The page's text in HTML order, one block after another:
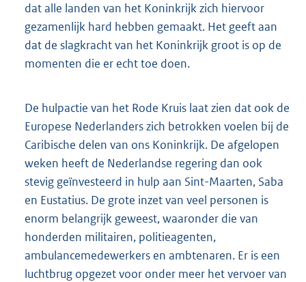
dat alle landen van het Koninkrijk zich hiervoor
gezamenlijk hard hebben gemaakt. Het geeft aan
dat de slagkracht van het Koninkrijk groot is op de
momenten die er echt toe doen.
De hulpactie van het Rode Kruis laat zien dat ook de
Europese Nederlanders zich betrokken voelen bij de
Caribische delen van ons Koninkrijk. De afgelopen
weken heeft de Nederlandse regering dan ook
stevig geïnvesteerd in hulp aan Sint-Maarten, Saba
en Eustatius. De grote inzet van veel personen is
enorm belangrijk geweest, waaronder die van
honderden militairen, politieagenten,
ambulancemedewerkers en ambtenaren. Er is een
luchtbrug opgezet voor onder meer het vervoer van